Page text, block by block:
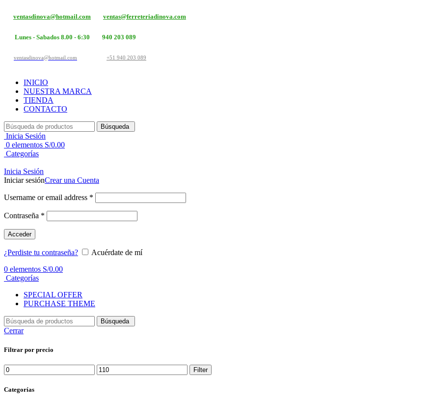
ventasdinova@hotmail.com ventas@ferreteriadinova.com
Lunes - Sabados 8.00 - 6:30 940 203 089
ventasdinova@hotmail.com +51 940 203 089
INICIO
NUESTRA MARCA
TIENDA
CONTACTO
Búsqueda
Inicia Sesión
0 elementos S/0.00
Categorías
Inicia Sesión
Iniciar sesiónCrear una Cuenta
Username or email address *
Contraseña *
Acceder
¿Perdiste tu contraseña?
Acuérdate de mí
0 elementos S/0.00
Categorías
SPECIAL OFFER
PURCHASE THEME
Búsqueda
Cerrar
Filtrar por precio
Min
price
Max
price
Filter
Categorías